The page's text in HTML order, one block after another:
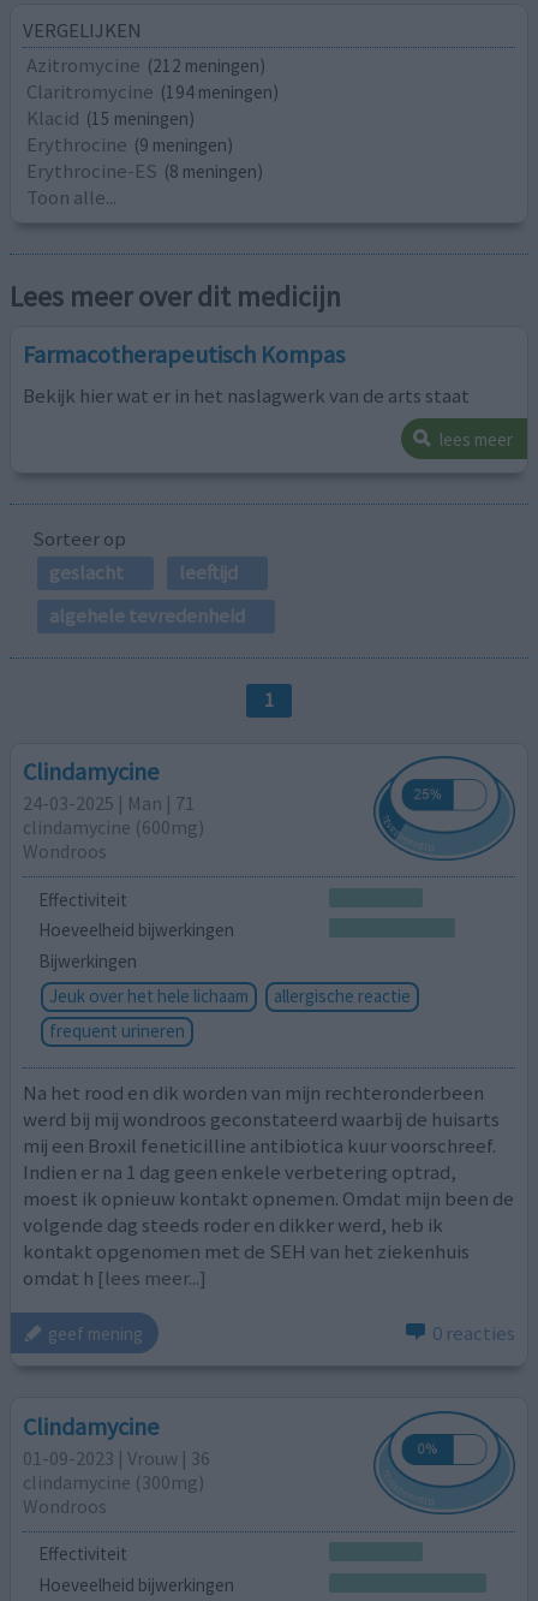
VERGELIJKEN
Azitromycine (212 meningen)
Claritromycine (194 meningen)
Klacid (15 meningen)
Erythrocine (9 meningen)
Erythrocine-ES (8 meningen)
Toon alle...
Lees meer over dit medicijn
Farmacotherapeutisch Kompas
Bekijk hier wat er in het naslagwerk van de arts staat
lees meer
Sorteer op
geslacht
leeftijd
algehele tevredenheid
1
Clindamycine
24-03-2025 | Man | 71
clindamycine (600mg)
Wondroos
Effectiviteit
Hoeveelheid bijwerkingen
Bijwerkingen
Jeuk over het hele lichaam
allergische reactie
frequent urineren
Na het rood en dik worden van mijn rechteronderbeen
werd bij mij wondroos geconstateerd waarbij de huisarts
mij een Broxil feneticilline antibiotica kuur voorschreef.
Indien er na 1 dag geen enkele verbetering optrad,
moest ik opnieuw kontakt opnemen. Omdat mijn been de
volgende dag steeds roder en dikker werd, heb ik
kontakt opgenomen met de SEH van het ziekenhuis
omdat h [lees meer...]
geef mening 0 reacties
Clindamycine
01-09-2023 | Vrouw | 36
clindamycine (300mg)
Wondroos
Effectiviteit
Hoeveelheid bijwerkingen